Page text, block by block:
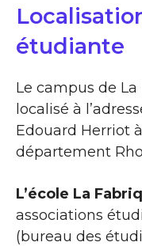
étudiante
Le campus de
localisé à
Edouard Herriot
département
L’école La
associations
(bureau des